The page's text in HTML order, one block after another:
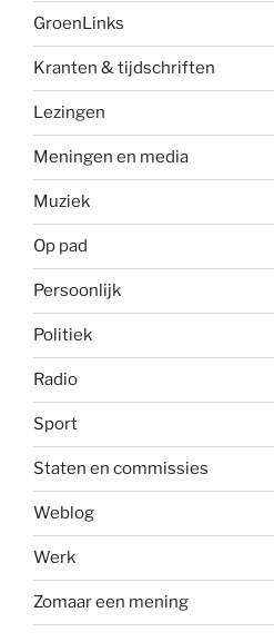
GroenLinks
Kranten & tijdschriften
Lezingen
Meningen en media
Muziek
Op pad
Persoonlijk
Politiek
Radio
Sport
Staten en commissies
Weblog
Werk
Zomaar een mening